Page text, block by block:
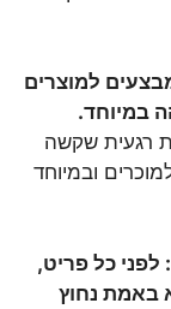
למוצרים
במיוחד.
רגעית שקשה
ובמיוחד
לפני כל פריט,
באמת נחוץ